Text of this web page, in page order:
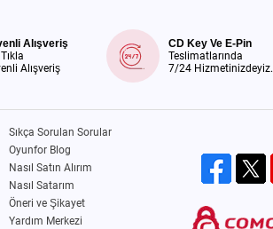
Alışveriş
Alışveriş
CD Key Ve E-Pin
Teslimatlarında
7/24 Hizmetinizdeyiz.
Sıkça Sorulan Sorular
Oyunfor Blog
Nasıl Satın Alırım
Nasıl Satarım
Öneri ve Şikayet
Yardım Merkezi